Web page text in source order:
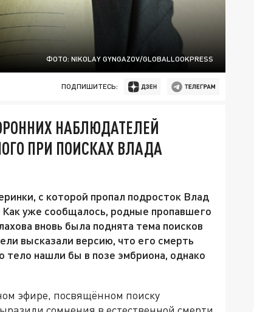
ФОТО: NIKOLAY GYNGAZOV/GLOBALLOOKPRESS
ПОДПИШИТЕСЬ:
НАБЛЮДАТЕЛЕЙ
ПРИ ПОИСКАХ ВЛАДА
с которой пропал подросток Влад
уже сообщалось, родные пропавшего
вновь была поднята тема поисков
высказали версию, что его смерть
тело нашли бы в позе эмбриона, однако
эфире, посвящённом поиску